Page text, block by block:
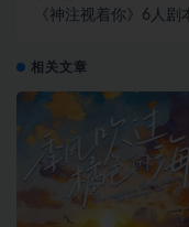
《神注视着你》6人
相关文章